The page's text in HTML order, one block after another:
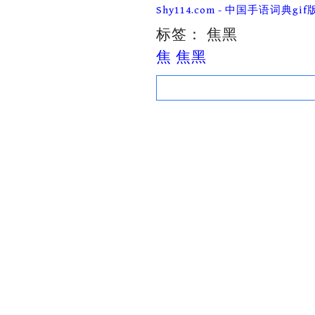
Skip
content
Shy114.com - 中国手语词典gif
标签： 焦黑
焦 焦黑
Search